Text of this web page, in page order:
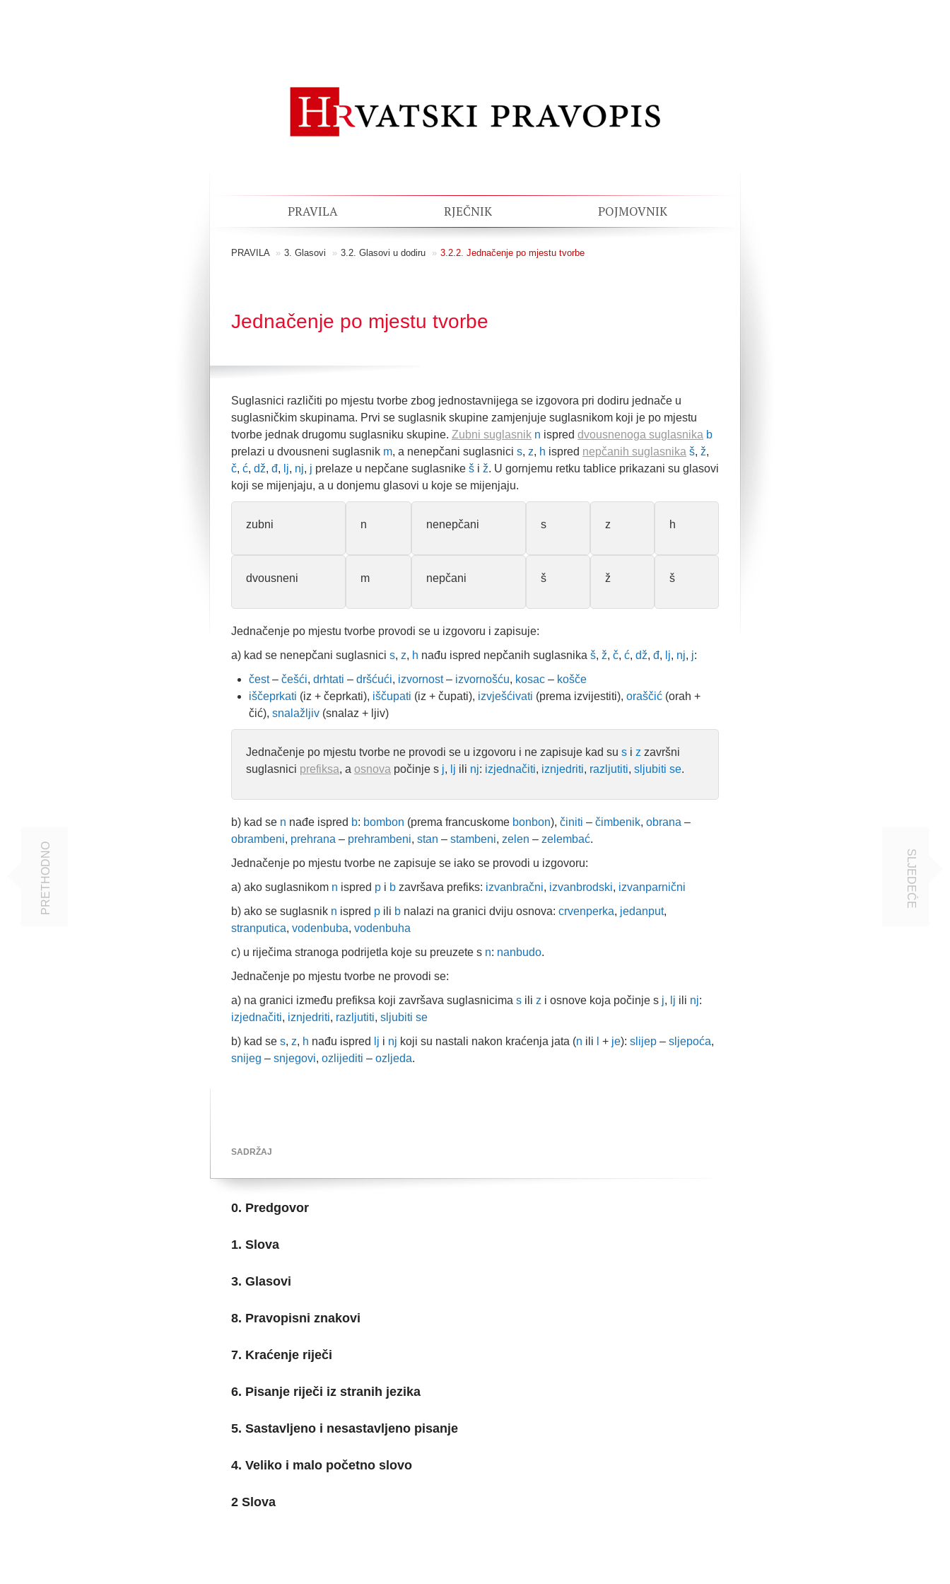
PRAVILA RJEČNIK POJMOVNIK
PRAVILA » 3. Glasovi » 3.2. Glasovi u dodiru » 3.2.2. Jednačenje po mjestu tvorbe
Jednačenje po mjestu tvorbe
Suglasnici različiti po mjestu tvorbe zbog jednostavnijega se izgovora pri dodiru jednače u
suglasničkim skupinama. Prvi se suglasnik skupine zamjenjuje suglasnikom koji je po mjestu
tvorbe jednak drugomu suglasniku skupine. Zubni suglasnik n ispred dvousnenoga suglasnika b
prelazi u dvousneni suglasnik m, a nenepčani suglasnici s, z, h ispred nepčanih suglasnika š, ž,
č, ć, dž, đ, lj, nj, j prelaze u nepčane suglasnike š i ž. U gornjemu retku tablice prikazani su glasovi
koji se mijenjaju, a u donjemu glasovi u koje se mijenjaju.
zubni n nenepčani s z h
dvousneni m nepčani š ž š
Jednačenje po mjestu tvorbe provodi se u izgovoru i zapisuje:
a) kad se nenepčani suglasnici s, z, h nađu ispred nepčanih suglasnika š, ž, č, ć, dž, đ, lj, nj, j:
čest– češći, drhtati – dršćući, izvornost– izvornošću, kosac – košče
iščeprkati (iz + čeprkati), iščupati (iz + čupati), izvješćivati (prema izvijestiti), oraščić (orah +
čić), snalažljiv (snalaz + ljiv)
Jednačenje po mjestu tvorbe ne provodi se u izgovoru i ne zapisuje kad su s i z završni
suglasnici prefiksa, a osnova počinje s j, lj ili nj: izjednačiti, iznjedriti, razljutiti, sljubiti se.
b) kad se n nađe ispred b: bombon (prema francuskome bonbon), činiti – čimbenik, obrana –
obrambeni, prehrana – prehrambeni, stan – stambeni, zelen – zelembać.
Jednačenje po mjestu tvorbe ne zapisuje se iako se provodi u izgovoru:
a) ako suglasnikom n ispred p i b završava prefiks: izvanbračni, izvanbrodski, izvanparnični
b) ako se suglasnik n ispred p ili b nalazi na granici dviju osnova: crvenperka, jedanput,
stranputica, vodenbuba, vodenbuha
c) u riječima stranoga podrijetla koje su preuzete s n: nanbudo.
Jednačenje po mjestu tvorbe ne provodi se:
a) na granici između prefiksa koji završava suglasnicima s ili z i osnove koja počinje s j, lj ili nj:
izjednačiti, iznjedriti, razljutiti, sljubiti se
b) kad se s, z, h nađu ispred lj i nj koji su nastali nakon kraćenja jata (n ili + je): slijep – sljepoća,
snijeg – snjegovi, ozlijediti – ozljeda.
PRETHODNO SLJEDEĆE
SADRŽAJ
0. Predgovor
1. Slova
3. Glasovi
8. Pravopisni znakovi
7. Kraćenje riječi
6. Pisanje riječi iz stranih jezika
5. Sastavljeno i nesastavljeno pisanje
4. Veliko i malo početno slovo
2 Slova